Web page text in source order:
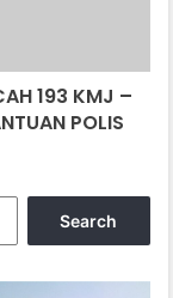
193 KMJ –
POLIS